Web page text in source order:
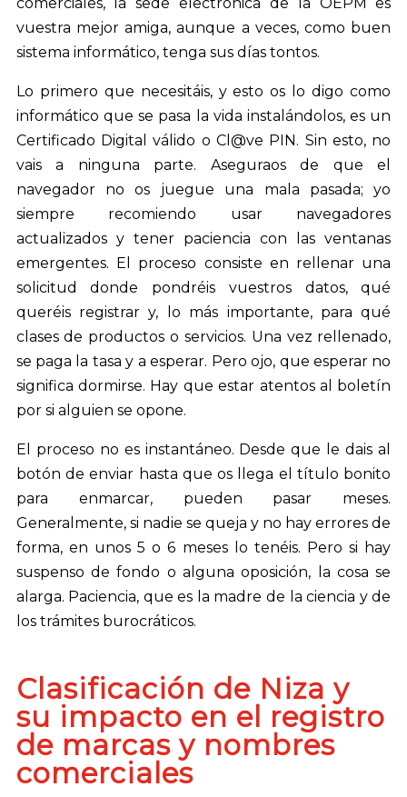
vuestra mejor amiga, aunque a veces, como buen
sistema informático, tenga sus días tontos.
Lo primero que necesitáis, y esto os lo digo como
informático que se pasa la vida instalándolos, es un
Certificado Digital válido o Cl@ve PIN. Sin esto, no
vais a ninguna parte. Aseguraos de que el
navegador no os juegue una mala pasada; yo
siempre recomiendo usar navegadores
actualizados y tener paciencia con las ventanas
emergentes. El proceso consiste en rellenar una
solicitud donde pondréis vuestros datos, qué
queréis registrar y, lo más importante, para qué
clases de productos o servicios. Una vez rellenado,
se paga la tasa y a esperar. Pero ojo, que esperar no
significa dormirse. Hay que estar atentos al boletín
por si alguien se opone.
El proceso no es instantáneo. Desde que le dais al
botón de enviar hasta que os llega el título bonito
para enmarcar, pueden pasar meses.
Generalmente, si nadie se queja y no hay errores de
forma, en unos 5 o 6 meses lo tenéis. Pero si hay
suspenso de fondo o alguna oposición, la cosa se
alarga. Paciencia, que es la madre de la ciencia y de
los trámites burocráticos.
Clasificación de Niza y
su impacto en el registro
de marcas y nombres
comerciales